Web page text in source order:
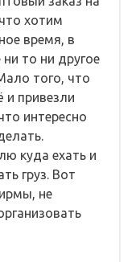
хотим
время, в
то ни другое
того, что
и привезли
интересно
куда ехать и
груз. Вот
не